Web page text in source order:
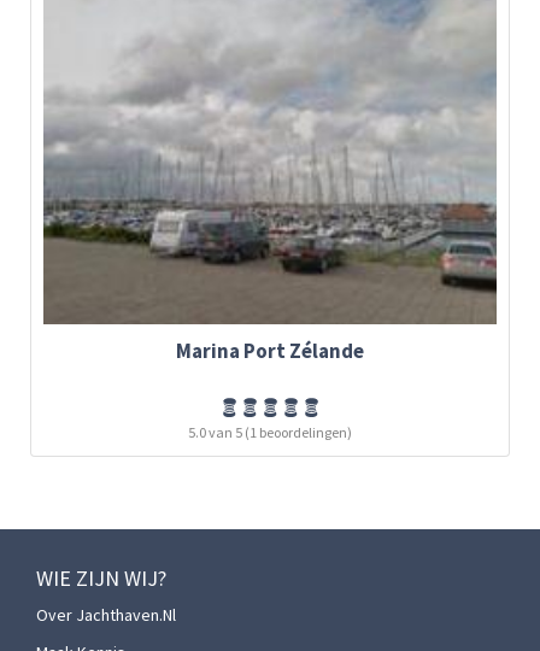
Marina Port Zélande
5.0 van 5 (1 beoordelingen)
WIE ZIJN WIJ?
Over Jachthaven.nl